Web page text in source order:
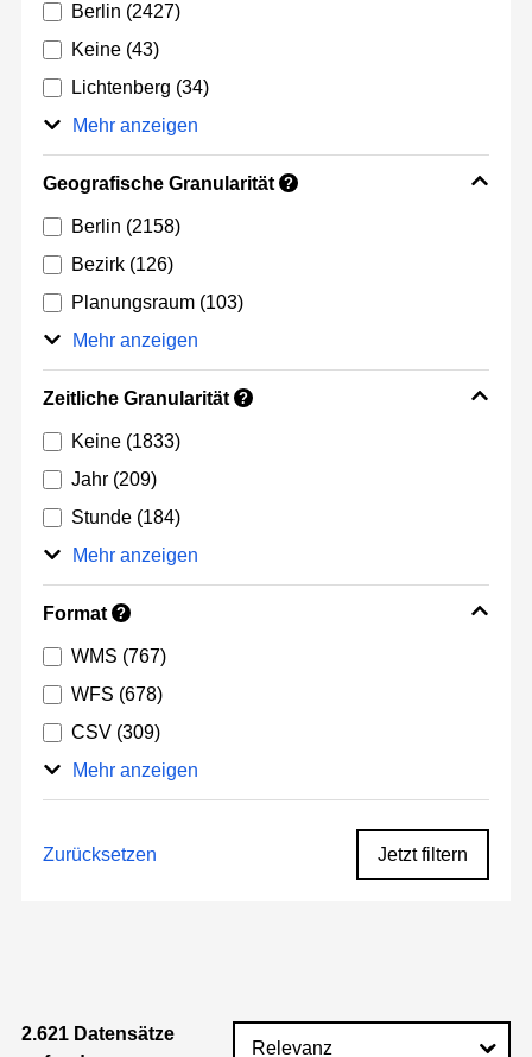
Berlin (2427)
Keine (43)
Lichtenberg (34)
Mehr anzeigen
Geografische Granularität ?
Berlin (2158)
Bezirk (126)
Planungsraum (103)
Mehr anzeigen
Zeitliche Granularität ?
Keine (1833)
Jahr (209)
Stunde (184)
Mehr anzeigen
Format ?
WMS (767)
WFS (678)
CSV (309)
Mehr anzeigen
Zurücksetzen Jetzt filtern
2.621 Datensätze